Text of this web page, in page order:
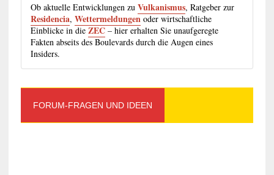
Ob aktuelle Entwicklungen zu Vulkanismus, Ratgeber zur
Residencia, Wettermeldungenoder wirtschaftliche
Einblicke in die ZEC– hier erhalten Sie unaufgeregte
Fakten abseits des Boulevards durch die Augen eines
Insiders.
FORUM-FRAGEN UND IDEEN